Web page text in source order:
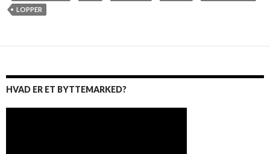
LOPPER
HVAD ER ET BYTTEMARKED?